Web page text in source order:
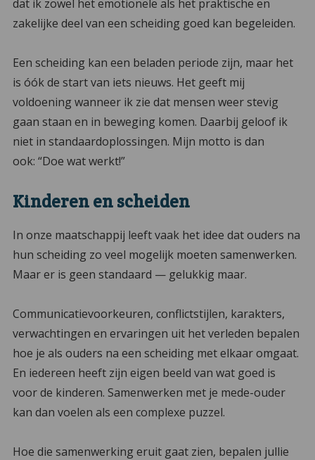
dat ik zowel het emotionele als het praktische en
zakelijke deel van een scheiding goed kan begeleiden.
Een scheiding kan een beladen periode zijn, maar het
is óók de start van iets nieuws. Het geeft mij
voldoening wanneer ik zie dat mensen weer stevig
gaan staan en in beweging komen. Daarbij geloof ik
niet in standaardoplossingen. Mijn motto is dan
ook: “Doe wat werkt!”
Kinderen en scheiden
In onze maatschappij leeft vaak het idee dat ouders na
hun scheiding zo veel mogelijk moeten samenwerken.
Maar er is geen standaard — gelukkig maar.
Communicatievoorkeuren, conflictstijlen, karakters,
verwachtingen en ervaringen uit het verleden bepalen
hoe je als ouders na een scheiding met elkaar omgaat.
En iedereen heeft zijn eigen beeld van wat goed is
voor de kinderen. Samenwerken met je mede-ouder
kan dan voelen als een complexe puzzel.
Hoe die samenwerking eruit gaat zien, bepalen jullie